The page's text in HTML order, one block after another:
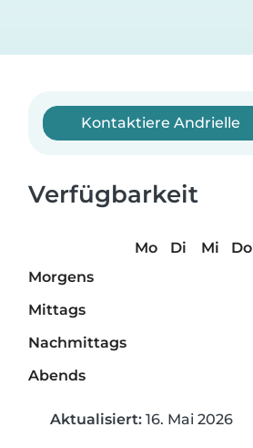
Kontaktiere Andrielle️
Verfügbarkeit
Mo Di Mi Do
Morgens
Mittags
Nachmittags
Abends
Aktualisiert: 16. Mai 2026